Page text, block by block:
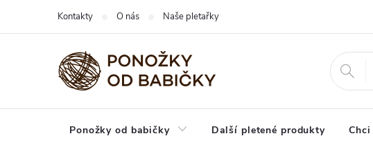
Kontakty O nás Naše pletařky
Ponožky od babičky Další pletené produkty